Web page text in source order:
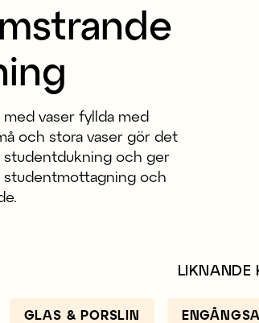
vaser fyllda med
och stora vaser gör det
studentdukning och ger
studentmottagning och
LIKNANDE
GLAS & PORSLIN